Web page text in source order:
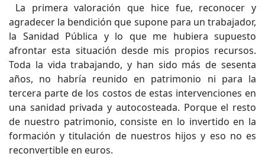
La primera valoración que hice fue, reconocer y
agradecer la bendición que supone para un trabajador,
la Sanidad Pública y lo que me hubiera supuesto
afrontar esta situación desde mis propios recursos.
Toda la vida trabajando, y han sido más de sesenta
años, no habría reunido en patrimonio ni para la
tercera parte de los costos de estas intervenciones en
una sanidad privada y autocosteada. Porque el resto
de nuestro patrimonio, consiste en lo invertido en la
formación y titulación de nuestros hijos y eso no es
reconvertible en euros.